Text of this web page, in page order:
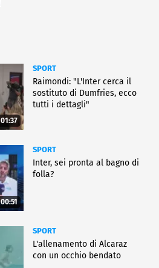
01:37
SPORT
Raimondi: "L'Inter cerca il
sostituto di Dumfries, ecco
tutti i dettagli"
00:51
SPORT
Inter, sei pronta al bagno di
folla?
SPORT
L'allenamento di Alcaraz
con un occhio bendato